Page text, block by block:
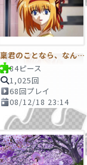
稟君のことなら、なんだってお見通しなんですよ．．．
84ピース
1,025回
68回プレイ
08/12/18 23:14